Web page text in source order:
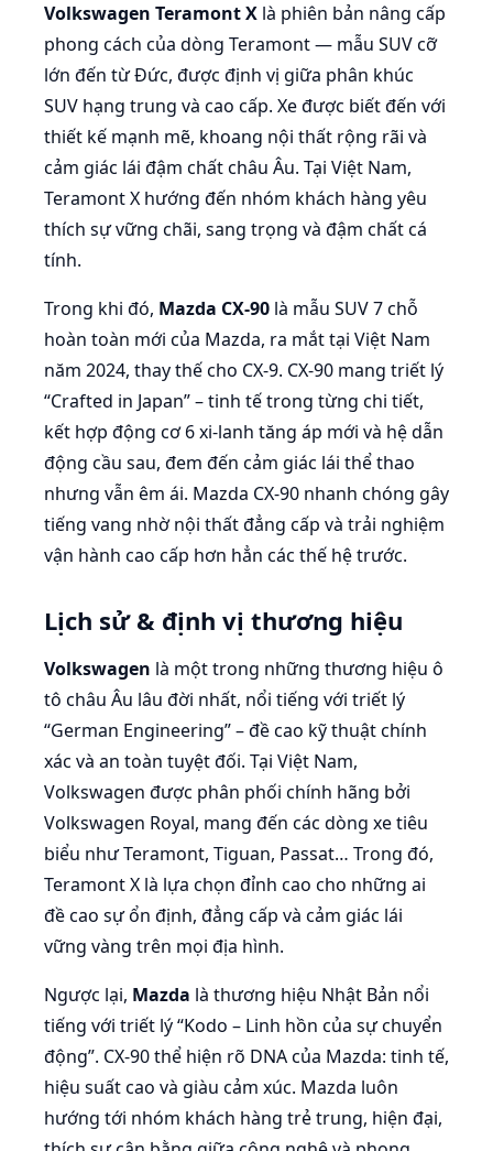
Volkswagen Teramont X là phiên bản nâng cấp
phong cách của dòng Teramont — mẫu SUV cỡ
lớn đến từ Đức, được định vị giữa phân khúc
SUV hạng trung và cao cấp. Xe được biết đến với
thiết kế mạnh mẽ, khoang nội thất rộng rãi và
cảm giác lái đậm chất châu Âu. Tại Việt Nam,
Teramont X hướng đến nhóm khách hàng yêu
thích sự vững chãi, sang trọng và đậm chất cá
tính.
Trong khi đó, Mazda CX-90 là mẫu SUV 7 chỗ
hoàn toàn mới của Mazda, ra mắt tại Việt Nam
năm 2024, thay thế cho CX-9. CX-90 mang triết lý
“Crafted in Japan” – tinh tế trong từng chi tiết,
kết hợp động cơ 6 xi-lanh tăng áp mới và hệ dẫn
động cầu sau, đem đến cảm giác lái thể thao
nhưng vẫn êm ái. Mazda CX-90 nhanh chóng gây
tiếng vang nhờ nội thất đẳng cấp và trải nghiệm
vận hành cao cấp hơn hẳn các thế hệ trước.
Lịch sử & định vị thương hiệu
Volkswagen là một trong những thương hiệu ô
tô châu Âu lâu đời nhất, nổi tiếng với triết lý
“German Engineering” – đề cao kỹ thuật chính
xác và an toàn tuyệt đối. Tại Việt Nam,
Volkswagen được phân phối chính hãng bởi
Volkswagen Royal, mang đến các dòng xe tiêu
biểu như Teramont, Tiguan, Passat… Trong đó,
Teramont X là lựa chọn đỉnh cao cho những ai
đề cao sự ổn định, đẳng cấp và cảm giác lái
vững vàng trên mọi địa hình.
Ngược lại, Mazda là thương hiệu Nhật Bản nổi
tiếng với triết lý “Kodo – Linh hồn của sự chuyển
động”. CX-90 thể hiện rõ DNA của Mazda: tinh tế,
hiệu suất cao và giàu cảm xúc. Mazda luôn
hướng tới nhóm khách hàng trẻ trung, hiện đại,